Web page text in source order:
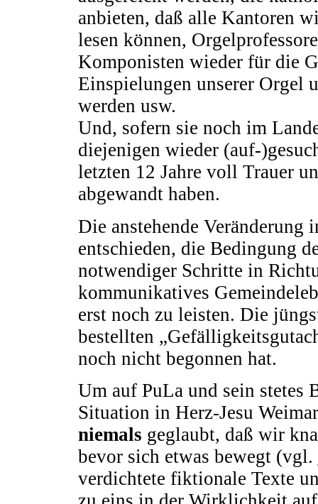
anbieten, daß alle Kantoren
lesen können,
Komponisten wieder für die
Einspielungen unserer Orgel
werden usw.
Und, sofern sie noch im
diejenigen wieder (auf-
letzten 12 Jahre voll Trauer
abgewandt haben.
Die anstehende Veränderung
entschieden, die Bedingung
notwendiger Schritte in
kommunikatives
erst noch zu leisten. Die
bestellten
noch nicht begonnen hat.
Um auf PuLa und sein stetes
Situation in Herz-Jesu
niemals geglaubt, daß wir
bevor sich etwas bewegt (vgl.
verdichtete fiktionale Texte